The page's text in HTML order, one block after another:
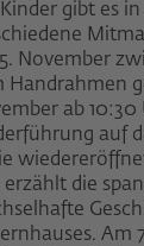
Kinder gibt es
November
Handrahmen
ab
auf
erzählt die
Am